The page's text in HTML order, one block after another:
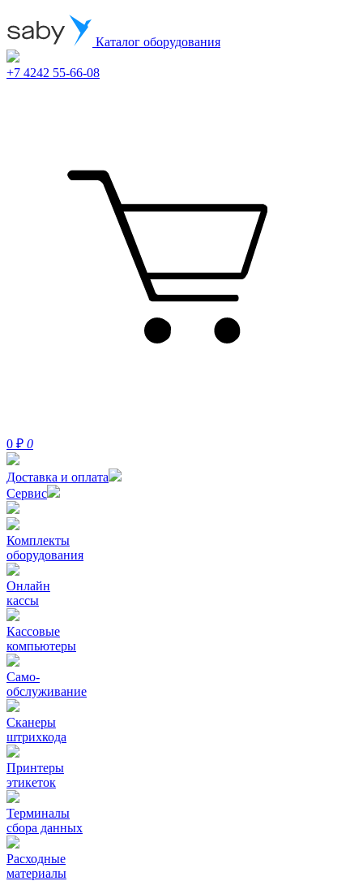
Каталог оборудования
+7 4242 55-66-08
0 ₽ 0
Доставка и оплата
Сервис
Комплекты
оборудования
Онлайн
кассы
Кассовые
компьютеры
Само-
обслуживание
Сканеры
штрихкода
Принтеры
этикеток
Терминалы
сбора данных
Расходные
материалы